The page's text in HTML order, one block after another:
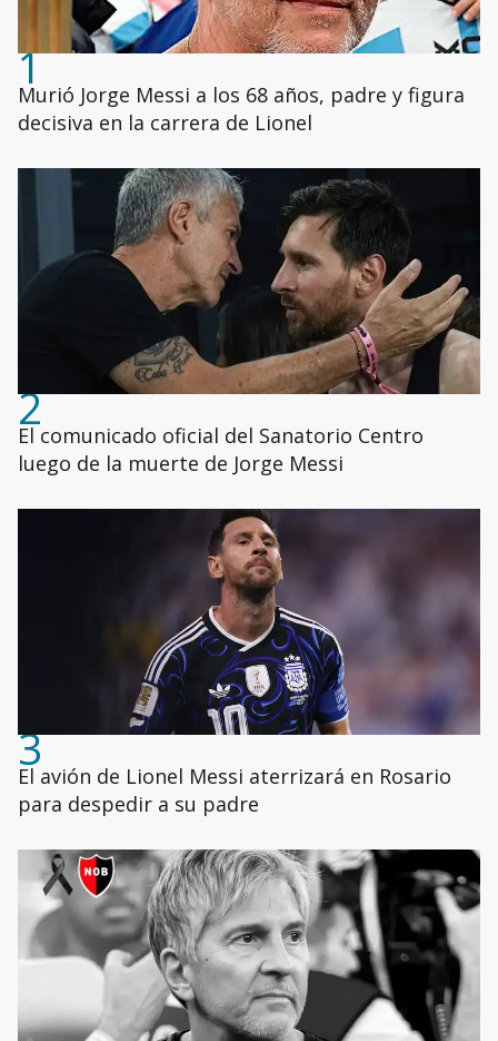
1
Murió Jorge Messi a los 68 años, padre y figura
decisiva en la carrera de Lionel
2
El comunicado oficial del Sanatorio Centro
luego de la muerte de Jorge Messi
3
El avión de Lionel Messi aterrizará en Rosario
para despedir a su padre